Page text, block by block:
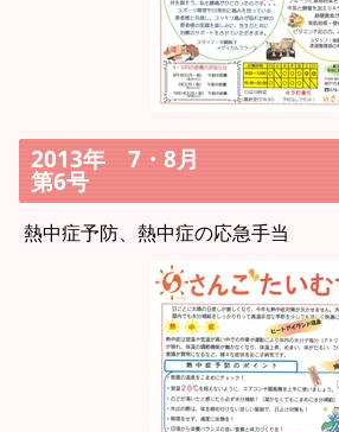
2013年 7・8月
第6号
熱中症予防、熱中症の応急手当